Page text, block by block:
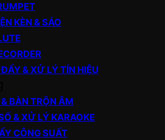
KÈN & SÁO
& XỬ LÝ TÍN HIỆU
BÀN TRỘN ÂM
& XỬ LÝ KARAOKE
CÔNG SUẤT